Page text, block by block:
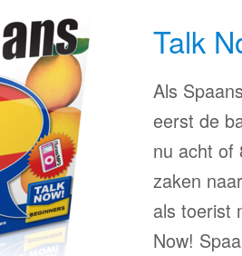
Talk
Als
eerst de
nu acht of
zaken
als toerist
Now!